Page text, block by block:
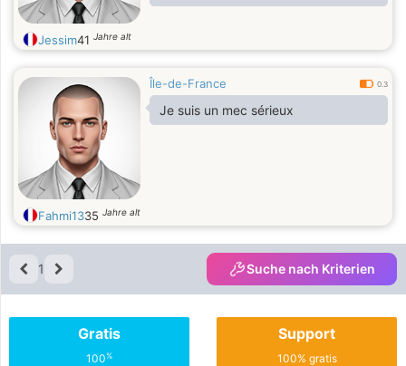
Jessim41 Jahre alt
Île-de-France 0.3
Je suis un mec sérieux
Fahmi1335 Jahre alt
1 Suche nach Kriterien
Gratis
100%
Support
100% gratis